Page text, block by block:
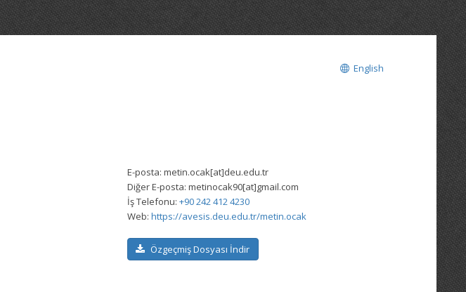
English
E-posta: metin.ocak[at]deu.edu.tr
Diğer E-posta: metinocak90[at]gmail.com
İş Telefonu: +90 242 412 4230
Web: https://avesis.deu.edu.tr/metin.ocak
Özgeçmiş Dosyası İndir